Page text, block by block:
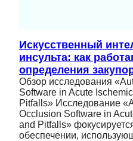
Искусственный
инсульта: как
определения
Обзор исследования
Software in Acute
Pitfalls» Исследование
Occlusion Software in
and Pitfalls»
обеспечении,